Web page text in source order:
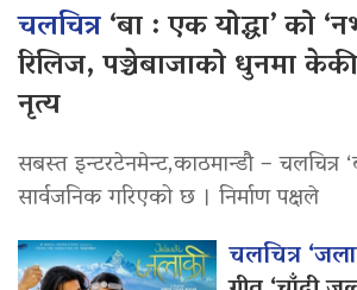
चलचित्र‘बा : एक योद्धा’ को
रिलिज, पञ्चेबाजाको धुनमा
नृत्य
सबस्त इन्टरटेनमेन्ट,काठमान्डौ – चलचित्र
सार्वजनिक गरिएको छ । निर्माण पक्षले
चलचित्र